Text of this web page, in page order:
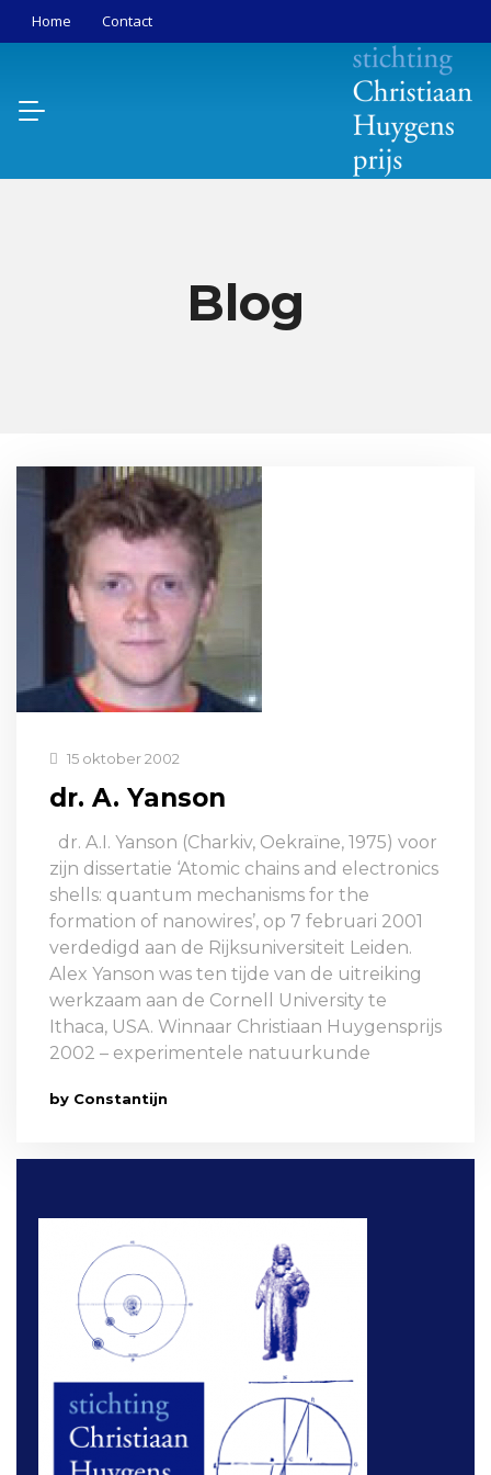
Home Contact
Blog
15 oktober 2002
dr. A. Yanson
dr. A.I. Yanson (Charkiv, Oekraïne, 1975) voor
zijn dissertatie ‘Atomic chains and electronics
shells: quantum mechanisms for the
formation of nanowires’, op 7 februari 2001
verdedigd aan de Rijksuniversiteit Leiden.
Alex Yanson was ten tijde van de uitreiking
werkzaam aan de Cornell University te
Ithaca, USA. Winnaar Christiaan Huygensprijs
2002 – experimentele natuurkunde
by Constantijn